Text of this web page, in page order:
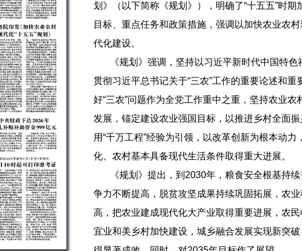
划》（以下简称《规划》），明确了“十五五”时
目标、重点任务和政策措施，强调以加快农业农
代化建设。
《规划》强调，坚持以习近平新时代中国特
贯彻习近平总书记关于“三农”工作的重要论述和重
好“三农”问题作为全党工作重中之重，坚持农业
发展，锚定建设农业强国目标，以推进乡村全面
用“千万工程”经验为引领，以改革创新为根本动
化、农村基本具备现代生活条件取得重大进展。
《规划》提出，到2030年，粮食安全根基持
争力不断提高，脱贫攻坚成果持续巩固拓展，农
高，把农业建成现代化大产业取得重要进展，农
宜业和美乡村加快建设，城乡融合发展实现新突